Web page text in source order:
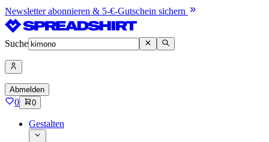
Newsletter abonnieren & 5-€-Gutschein sichern
Suche
Abmelden
0 0
Gestalten